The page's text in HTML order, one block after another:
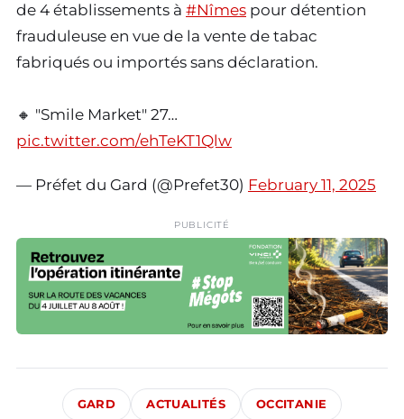
de 4 établissements à #Nîmes pour détention
frauduleuse en vue de la vente de tabac
fabriqués ou importés sans déclaration.
🔸 "Smile Market" 27…
pic.twitter.com/ehTeKT1Qlw
— Préfet du Gard (@Prefet30) February 11, 2025
PUBLICITÉ
GARD ACTUALITÉS OCCITANIE